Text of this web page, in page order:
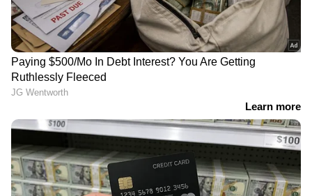
ജാമ്യം ലഭിക്കാൻ തിടുക്കമില്ല;
അതിനാലാണ് അപേക്ഷ
നൽകാത്തത്;